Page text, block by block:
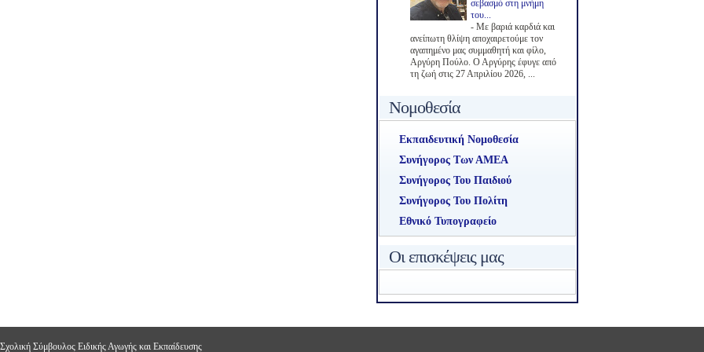
σεβασμό στη μνήμη
του...
- Με βαριά καρδιά και
ανείπωτη θλίψη αποχαιρετούμε τον
αγαπημένο μας συμμαθητή και φίλο,
Αργύρη Πούλο. Ο Αργύρης έφυγε από
τη ζωή στις 27 Απριλίου 2026, ...
Νομοθεσία
Εκπαιδευτική Νομοθεσία
Συνήγορος Των ΑΜΕΑ
Συνήγορος Του Παιδιού
Συνήγορος Του Πολίτη
Εθνικό Τυπογραφείο
Οι επισκέψεις μας
Σύμβουλος Ειδικής Αγωγής και Εκπαίδευσης